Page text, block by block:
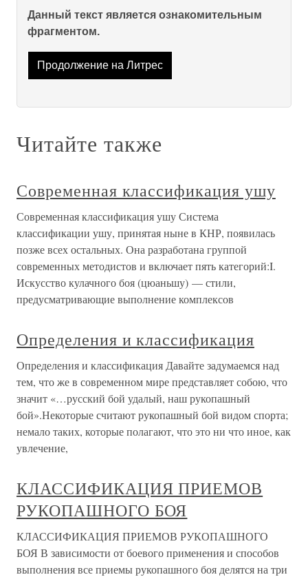
Данный текст является ознакомительным
фрагментом.
Продолжение на Литрес
Читайте также
Современная классификация ушу
Современная классификация ушу Система
классификации ушу, принятая ныне в КНР, появилась
позже всех остальных. Она разработана группой
современных методистов и включает пять категорий:I.
Искусство кулачного боя (цюаньшу) — стили,
предусматривающие выполнение комплексов
Определения и классификация
Определения и классификация Давайте задумаемся над
тем, что же в современном мире представляет собою, что
значит «…русский бой удалый, наш рукопашный
бой».Некоторые считают рукопашный бой видом спорта;
немало таких, которые полагают, что это ни что иное, как
увлечение,
КЛАССИФИКАЦИЯ ПРИЕМОВ
РУКОПАШНОГО БОЯ
КЛАССИФИКАЦИЯ ПРИЕМОВ РУКОПАШНОГО
БОЯ В зависимости от боевого применения и способов
выполнения все приемы рукопашного боя делятся на три